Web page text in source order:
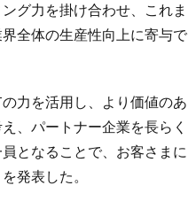
グ力を掛け合わせ、これま
全体の生産性向上に寄与で
力を活用し、より価値のあ
、パートナー企業を長らく
となることで、お客さまに
発表した。